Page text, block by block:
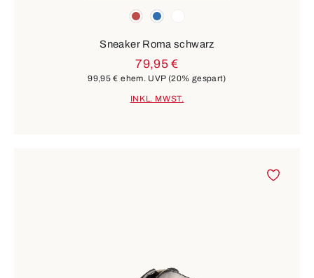
rot blau
Sneaker Roma schwarz
79,95 €
99,95 € ehem. UVP (20% gespart)
INKL. MWST.